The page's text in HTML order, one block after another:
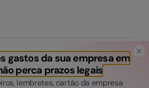
gastos da sua empresa em
perca prazos legais
lembretes, cartão da empresa